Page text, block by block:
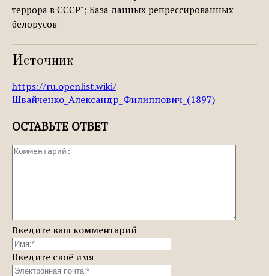
террора в СССР"; База данных репрессированных
белорусов
Источник
https://ru.openlist.wiki/
Швайченко_Александр_Филиппович_(1897)
ОСТАВЬТЕ ОТВЕТ
Введите ваш комментарий
Введите своё имя